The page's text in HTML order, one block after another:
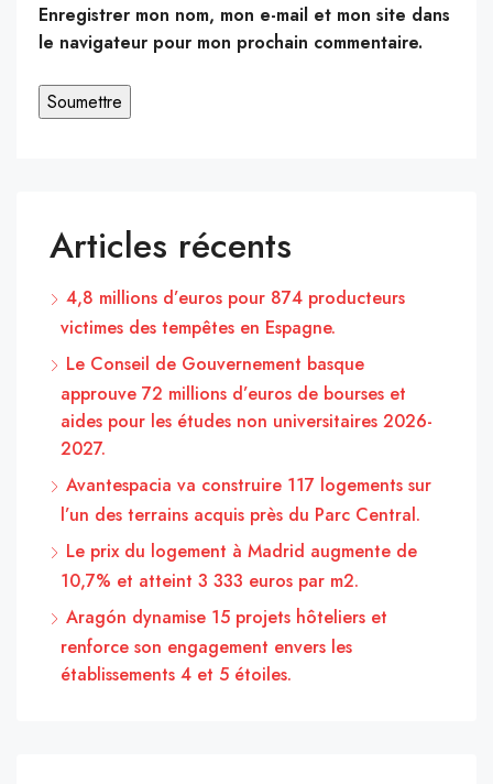
Enregistrer mon nom, mon e-mail et mon site dans
le navigateur pour mon prochain commentaire.
Articles récents
4,8 millions d’euros pour 874 producteurs
victimes des tempêtes en Espagne.
Le Conseil de Gouvernement basque
approuve 72 millions d’euros de bourses et
aides pour les études non universitaires 2026-
2027.
Avantespacia va construire 117 logements sur
l’un des terrains acquis près du Parc Central.
Le prix du logement à Madrid augmente de
10,7% et atteint 3 333 euros par m2.
Aragón dynamise 15 projets hôteliers et
renforce son engagement envers les
établissements 4 et 5 étoiles.